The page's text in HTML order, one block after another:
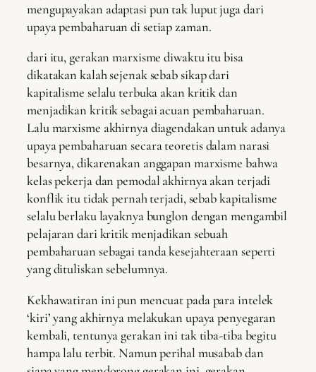
mengupayakan adaptasi pun tak luput juga dari
upaya pembaharuan di setiap zaman.
dari itu, gerakan marxisme diwaktu itu bisa
dikatakan kalah sejenak sebab sikap dari
kapitalisme selalu terbuka akan kritik dan
menjadikan kritik sebagai acuan pembaharuan.
Lalu marxisme akhirnya diagendakan untuk adanya
upaya pembaharuan secara teoretis dalam narasi
besarnya, dikarenakan anggapan marxisme bahwa
kelas pekerja dan pemodal akhirnya akan terjadi
konflik itu tidak pernah terjadi, sebab kapitalisme
selalu berlaku layaknya bunglon dengan mengambil
pelajaran dari kritik menjadikan sebuah
pembaharuan sebagai tanda kesejahteraan seperti
yang dituliskan sebelumnya.
Kekhawatiran ini pun mencuat pada para intelek
‘kiri’ yang akhirnya melakukan upaya penyegaran
kembali, tentunya gerakan ini tak tiba-tiba begitu
hampa lalu terbit. Namun perihal musabab dan